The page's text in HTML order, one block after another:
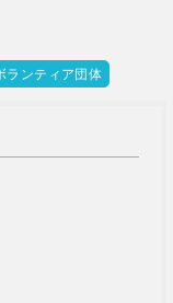
ランティア団体